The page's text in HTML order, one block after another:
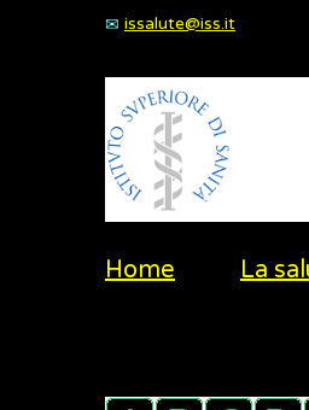
issalute@iss.it
Home La